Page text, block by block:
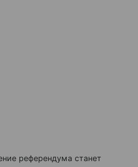
референдума станет